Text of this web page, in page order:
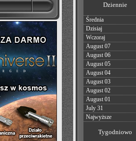
Dziennie
Średnia
Dzisiaj
Wczoraj
August 07
August 06
August 05
August 04
August 03
August 02
August 01
July 31
Najwyższe
Tygodniowo